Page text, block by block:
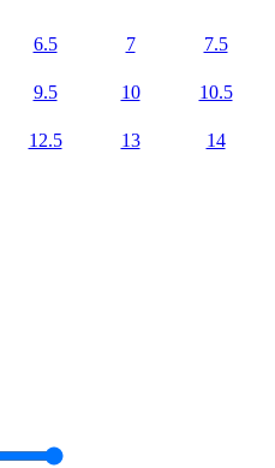
6.5 7 7.5
9.5 10 10.5
12.5 13 14